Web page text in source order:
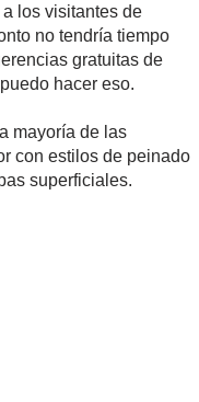
los visitantes de
no tendría tiempo
gratuitas de
hacer eso.
mayoría de las
con estilos de peinado
superficiales.